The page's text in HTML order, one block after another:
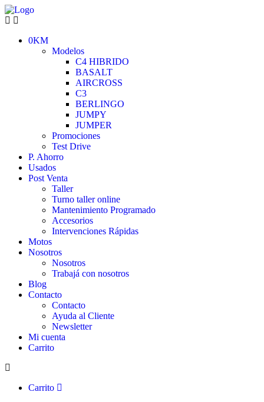
0KM
Modelos
C4 HIBRIDO
BASALT
AIRCROSS
C3
BERLINGO
JUMPY
JUMPER
Promociones
Test Drive
P. Ahorro
Usados
Post Venta
Taller
Turno taller online
Mantenimiento Programado
Accesorios
Intervenciones Rápidas
Motos
Nosotros
Nosotros
Trabajá con nosotros
Blog
Contacto
Contacto
Ayuda al Cliente
Newsletter
Mi cuenta
Carrito
Carrito